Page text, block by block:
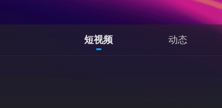
短视频 动态